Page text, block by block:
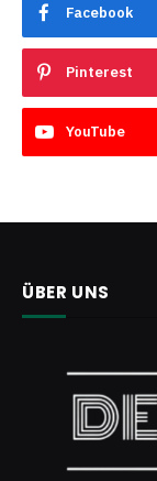
Facebook
Pinterest
YouTube
ÜBER UNS